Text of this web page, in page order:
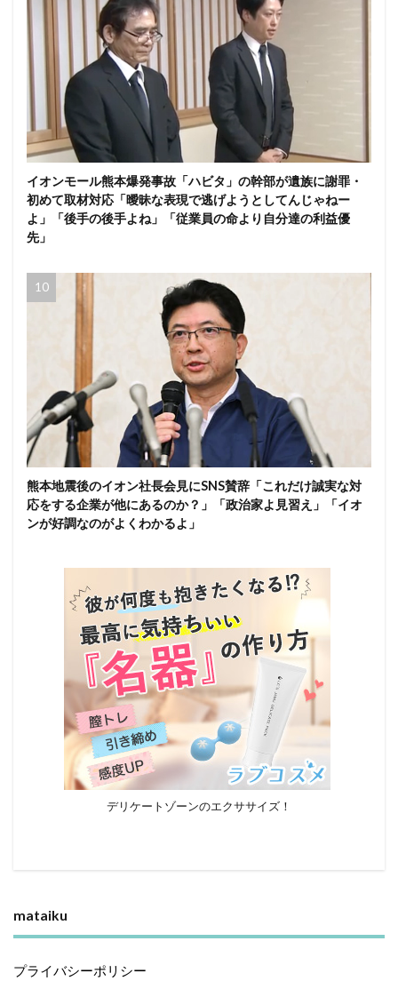
イオンモール熊本爆発事故「ハビタ」の幹部が遺族に謝罪・
初めて取材対応「曖昧な表現で逃げようとしてんじゃねー
よ」「後手の後手よね」「従業員の命より自分達の利益優
先」
熊本地震後のイオン社長会見にSNS賛辞「これだけ誠実な対
応をする企業が他にあるのか？」「政治家よ見習え」「イオ
ンが好調なのがよくわかるよ」
デリケートゾーンのエクササイズ！
mataiku
プライバシーポリシー